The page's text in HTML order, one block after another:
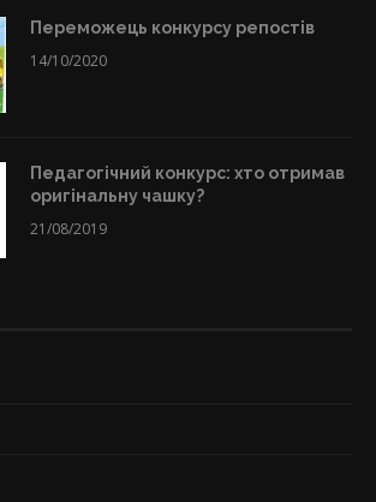
Переможець конкурсу репостів
14/10/2020
Педагогічний конкурс: хто отримав
оригінальну чашку?
21/08/2019